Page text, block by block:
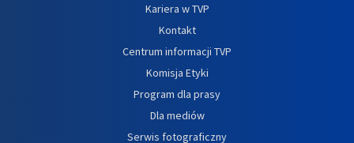
Kariera w TVP
Kontakt
Centrum informacji TVP
Komisja Etyki
Program dla prasy
Dla mediów
Serwis fotograficzny